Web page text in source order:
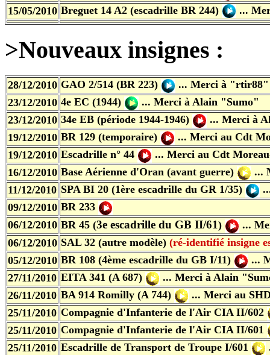
15/05/2010 Breguet 14 A2 (escadrille BR 244) ...
>Nouveaux insignes :
28/12/2010 GAO 2/514 (BR 223)
... Merci à "rtir88"
23/12/2010 4e EC (1944)
... Merci à Alain "Sumo"
23/12/2010 34e EB (période 1944-1946)
... Merci à
19/12/2010 BR 129 (temporaire)
... Merci au Cdt
19/12/2010 Escadrille n° 44
... Merci au Cdt
16/12/2010 Base Aérienne d'Oran (avant guerre)
...
11/12/2010 SPA BI 20 (1ère escadrille du GR 1/35)
09/12/2010 BR 233
06/12/2010 BR 45 (3e escadrille du GB II/61)
...
06/12/2010 SAL 32 (autre modèle) (ré-identifié insigne
05/12/2010 BR 108 (4ème escadrille du GB I/11)
...
27/11/2010 EITA 341 (A 687) ... Merci à Alain
26/11/2010 BA 914 Romilly (A 744) ... Merci au
25/11/2010 Compagnie d'Infanterie de l'Air CIA II/602
25/11/2010 Compagnie d'Infanterie de l'Air CIA II/601
25/11/2010 Escadrille de Transport de Troupe I/601